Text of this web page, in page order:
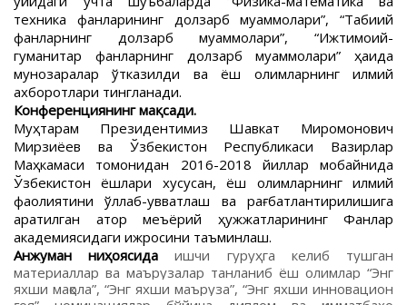
техника фанларининг долзарб муаммолари”, “Табиий
фанларнинг долзарб муаммолари”, “Ижтимоий-
гуманитар фанларнинг долзарб муаммолари” ҳақида
мунозаралар ўтказилди ва ёш олимларнинг илмий
ахборотлари тингланади.
Конференциянинг мақсади.
Муҳтарам Президентимиз Шавкат Миромонович
Мирзиёев ва Ўзбекистон Республикаси Вазирлар
Маҳкамаси томонидан 2016-2018 йиллар мобайнида
Ўзбекистон ёшлари хусусан, ёш олимларнинг илмий
фаолиятини қўллаб-қувватлаш ва рағбатлантирилишига
қаратилган қатор меъёрий ҳужжатларининг Фанлар
академиясидаги ижросини таъминлаш.
Анжуман ниҳоясидаишчи гуруҳга келиб тушган
материаллар ва маърузалар танланиб ёш олимлар “Энг
яхши мақола”, “Энг яхши маъруза”, “Энг яхши инновацион